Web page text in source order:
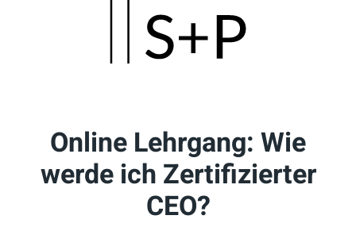
Online Lehrgang: Wie
werde ich Zertifizierter
CEO?